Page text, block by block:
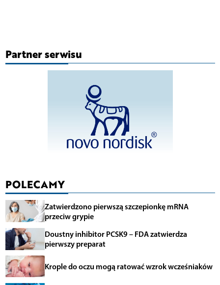
Partner serwisu
POLECAMY
Zatwierdzono pierwszą szczepionkę mRNA
przeciw grypie
Doustny inhibitor PCSK9 – FDA zatwierdza
pierwszy preparat
Krople do oczu mogą ratować wzrok wcześniaków